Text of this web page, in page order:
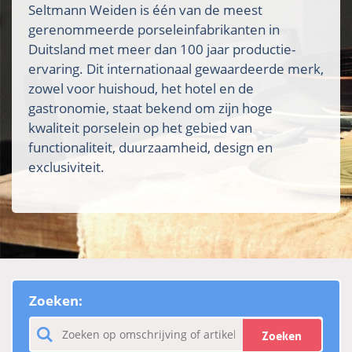
Seltmann Weiden is één van de meest
gerenommeerde porseleinfabrikanten in
Duitsland met meer dan 100 jaar productie-
ervaring. Dit internationaal gewaardeerde merk,
zowel voor huishoud, het hotel en de
gastronomie, staat bekend om zijn hoge
kwaliteit porselein op het gebied van
functionaliteit, duurzaamheid, design en
exclusiviteit.
Zoeken:
Zoeken